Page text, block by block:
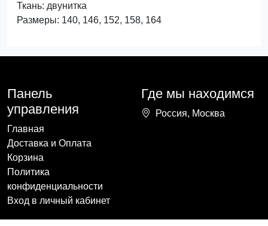
Ткань: двунитка
Размеры: 140, 146, 152, 158, 164
Панель
управления
Главная
Доставка и Оплата
Корзина
Политика
конфиденциальности
Вход в личный кабинет
Где мы находимся
Россия, Москва